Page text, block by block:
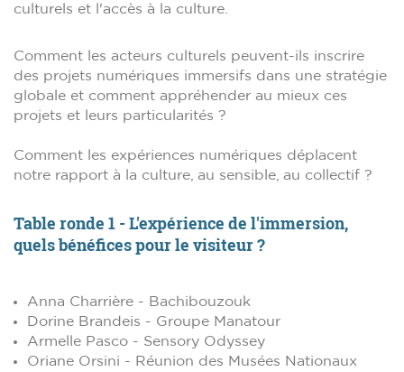
culturels et l'accès à la culture.
Comment les acteurs culturels peuvent-ils inscrire
des projets numériques immersifs dans une stratégie
globale et comment appréhender au mieux ces
projets et leurs particularités ?
Comment les expériences numériques déplacent
notre rapport à la culture, au sensible, au collectif ?
Table ronde 1 - L'expérience de l'immersion,
quels bénéfices pour le visiteur ?
Anna Charrière - Bachibouzouk
Dorine Brandeis - Groupe Manatour
Armelle Pasco - Sensory Odyssey
Oriane Orsini - Réunion des Musées Nationaux